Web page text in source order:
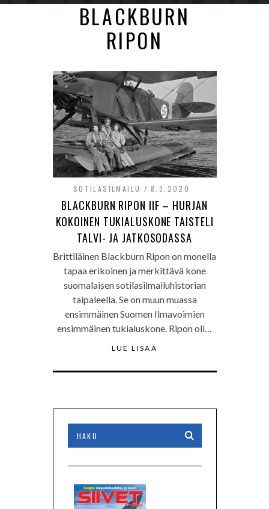
BLACKBURN
RIPON
SOTILASILMAILU 8.3.2020
BLACKBURN RIPON IIF – HURJAN
KOKOINEN TUKIALUSKONE TAISTELI
TALVI- JA JATKOSODASSA
Brittiläinen Blackburn Ripon on monella
tapaa erikoinen ja merkittävä kone
suomalaisen sotilasilmailuhistorian
taipaleella. Se on muun muassa
ensimmäinen Suomen Ilmavoimien
ensimmäinen tukialuskone. Ripon oli…
LUE LISÄÄ